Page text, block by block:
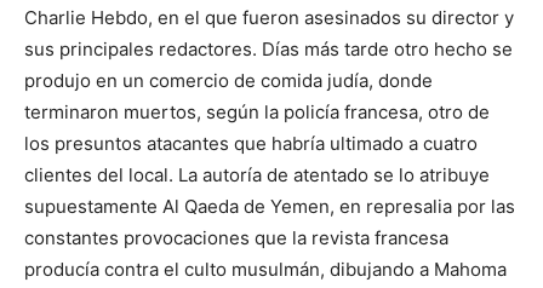
Charlie Hebdo, en el que fueron asesinados su director y
sus principales redactores. Días más tarde otro hecho se
produjo en un comercio de comida judía, donde
terminaron muertos, según la policía francesa, otro de
los presuntos atacantes que habría ultimado a cuatro
clientes del local. La autoría de atentado se lo atribuye
supuestamente Al Qaeda de Yemen, en represalia por las
constantes provocaciones que la revista francesa
producía contra el culto musulmán, dibujando a Mahoma